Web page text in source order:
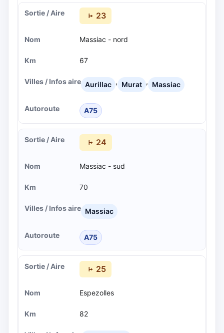
23
Massiac - nord
67
Aurillac , Murat , Massiac
A75
24
Massiac - sud
70
Massiac
A75
25
Espezolles
82